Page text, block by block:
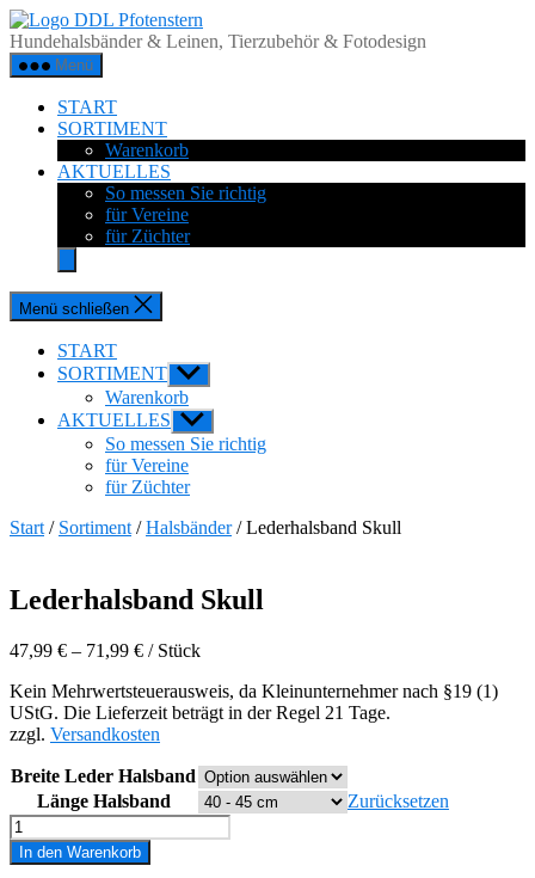
Zum
Inhalt
springen
Pfotenstern
Hundehalsbänder & Leinen, Tierzubehör & Fotodesign
Menü
START
SORTIMENT
Warenkorb
AKTUELLES
So messen Sie richtig
für Vereine
für Züchter
Menü schließen
START
SORTIMENT Untermenü
anzeigen
Warenkorb
AKTUELLES Untermenü
anzeigen
So messen Sie richtig
für Vereine
für Züchter
Start / Sortiment /Halsbänder/ Lederhalsband Skull
Lederhalsband Skull
47,99 € – 71,99 € / Stück
Kein Mehrwertsteuerausweis, da Kleinunternehmer nach §19 (1)
UStG. Die Lieferzeit beträgt in der Regel 21 Tage.
zzgl. Versandkosten
Breite Leder Halsband
Länge Halsband
Zurücksetzen
Lederhalsband
Skull
Menge
In den Warenkorb